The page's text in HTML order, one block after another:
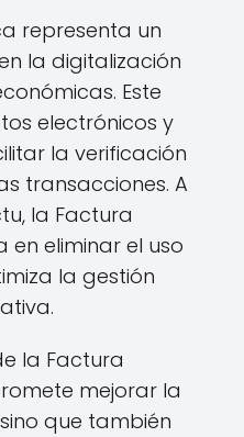
representa un
la digitalización
Este
electrónicos y
la verificación
transacciones. A
la Factura
en eliminar el uso
la gestión
la Factura
mejorar la
que también